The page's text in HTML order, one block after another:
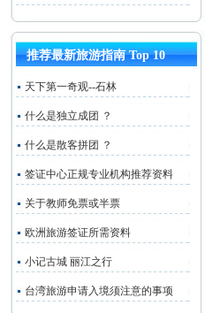
推荐最新旅游指南 Top 10
天下第一奇观--石林
什么是独立成团 ？
什么是散客拼团 ？
签证中心正规专业机构推荐资料
关于教师免票或半票
欧洲旅游签证所需资料
小记古城 丽江之行
台湾旅游申请入境须注意的事项